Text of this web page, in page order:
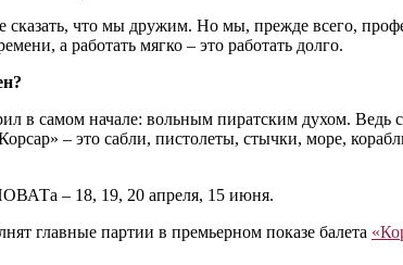
что мы дружим. Но мы, прежде всего,
а работать мягко ‒ это работать долго.
в самом начале: вольным пиратским духом.
‒ это сабли, пистолеты, стычки, море,
‒ 18, 19, 20 апреля, 15 июня.
главные партии в премьерном показе балета